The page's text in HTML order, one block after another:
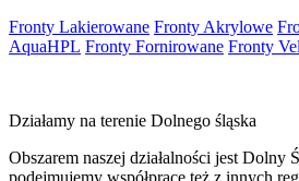
Fronty Lakierowane Fronty Akrylowe
AquaHPL Fronty Fornirowane Fronty
Działamy na terenie Dolnego śląska
Obszarem naszej działalności jest Dolny
podejmujemy współpracę też z innych